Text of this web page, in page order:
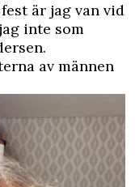
är jag van vid
inte som
av männen